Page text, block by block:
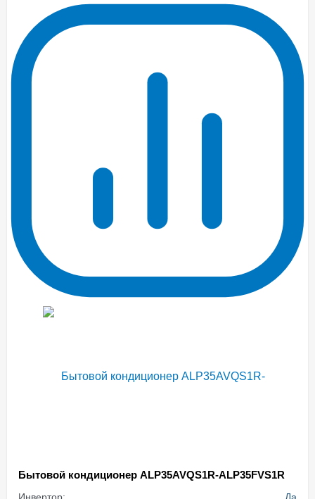
Бытовой кондиционер ALP35AVQS1R-ALP35FVS1R